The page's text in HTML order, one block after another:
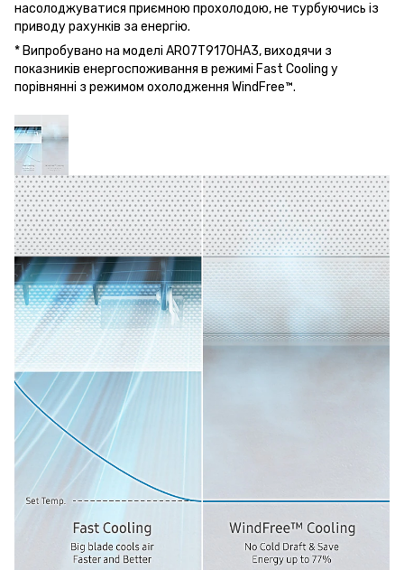
насолоджуватися приємною прохолодою, не турбуючись із
приводу рахунків за енергію.
* Випробувано на моделі AR07T9170HA3, виходячи з
показників енергоспоживання в режимі Fast Cooling у
порівнянні з режимом охолодження WindFree™.